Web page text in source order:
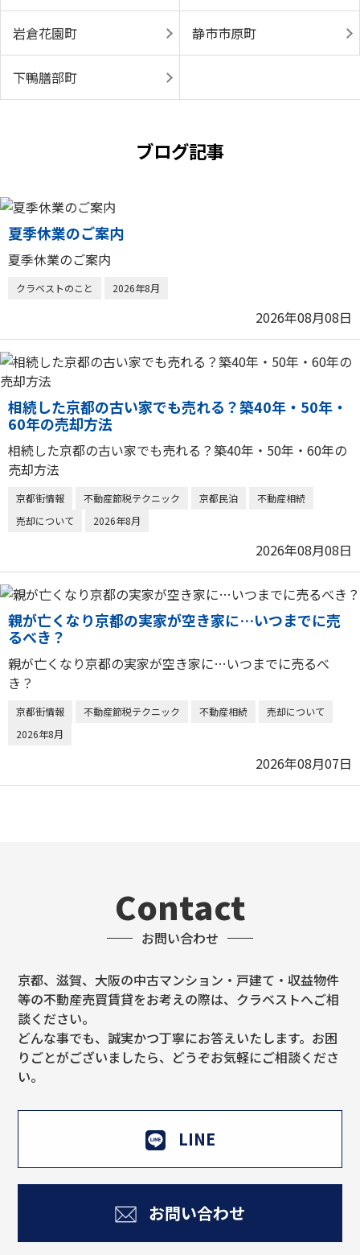
岩倉花園町 静市市原町
下鴨膳部町
ブログ記事
夏季休業のご案内
夏季休業のご案内
クラベストのこと 2026年8月
2026年08月08日
相続した京都の古い家でも売れる？築40年・50年・
60年の売却方法
相続した京都の古い家でも売れる？築40年・50年・60年の
売却方法
京都街情報 不動産節税テクニック 京都民泊
不動産相続
売却について
2026年8月
2026年08月08日
親が亡くなり京都の実家が空き家に…いつまでに売
るべき？
親が亡くなり京都の実家が空き家に…いつまでに売るべ
き？
京都街情報 不動産節税テクニック 不動産相続
売却について
2026年8月
2026年08月07日
Contact
お問い合わせ
京都、滋賀、大阪の中古マンション・戸建て・収益物件
等の不動産売買賃貸をお考えの際は、クラベストへご相
談ください。
どんな事でも、誠実かつ丁寧にお答えいたします。お困
りごとがございましたら、どうぞお気軽にご相談くださ
い。
LINE
お問い合わせ